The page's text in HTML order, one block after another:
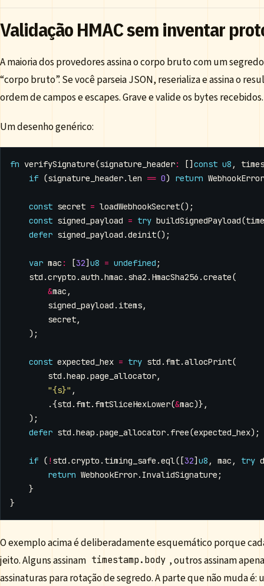
Validação HMAC sem inventar
A maioria dos provedores assina o corpo bruto com um
“corpo bruto”. Se você parseia JSON, reserializa e assina o
ordem de campos e escapes. Grave e valide os bytes recebidos.
Um desenho genérico:
fn verifySignature(signature_header: [] const u8 ,
if (signature_header.len == 0) return WebhookError
const secret = loadWebhookSecret();
const signed_payload = try buildSignedPayload(
defer signed_payload .deinit();
var mac : [32] u8 = undefined ;
std .crypto .auth .hmac . sha2 . HmacSha256 .create(
&mac ,
signed_payload . items,
secret,
);
const expected_hex = try std . fmt.allocPrint(
std .heap .page_allocator,
"{s}" ,
.{std . fmt. fmtSliceHexLower(&mac)},
);
defer std .heap .page_allocator. free(expected_hex);
if ( ! std .crypto . timing_safe .eql([32] u8 , mac , try
return WebhookError. InvalidSignature ;
}
}
O exemplo acima é deliberadamente esquemático porque
jeito. Alguns assinam timestamp.body , outros assinam
assinaturas para rotação de segredo. A parte que não muda